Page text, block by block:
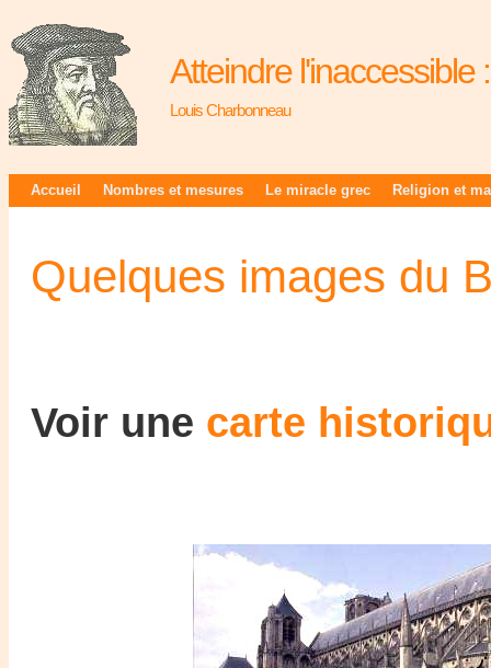
Atteindre
Louis Charbonneau
Accueil Nombres et mesures Le miracle grec Religion et
Quelques images du
Voir une carte